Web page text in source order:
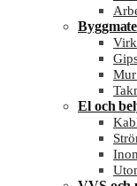
El och